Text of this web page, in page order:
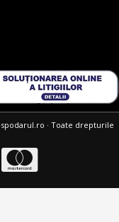
· Toate drepturile